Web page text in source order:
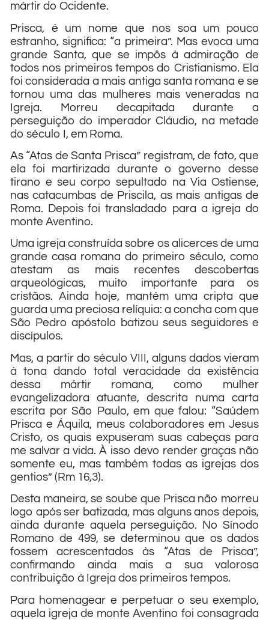
mártir do Ocidente.
Prisca, é um nome que nos soa um pouco
estranho, significa: “a primeira”. Mas evoca uma
grande Santa, que se impôs à admiração de
todos nos primeiros tempos do Cristianismo. Ela
foi considerada a mais antiga santa romana e se
tornou uma das mulheres mais veneradas na
Igreja. Morreu decapitada durante a
perseguição do imperador Cláudio, na metade
do século I, em Roma.
As “Atas de Santa Prisca” registram, de fato, que
ela foi martirizada durante o governo desse
tirano e seu corpo sepultado na Via Ostiense,
nas catacumbas de Priscila, as mais antigas de
Roma. Depois foi transladado para a igreja do
monte Aventino.
Uma igreja construída sobre os alicerces de uma
grande casa romana do primeiro século, como
atestam as mais recentes descobertas
arqueológicas, muito importante para os
cristãos. Ainda hoje, mantém uma cripta que
guarda uma preciosa relíquia: a concha com que
São Pedro apóstolo batizou seus seguidores e
discípulos.
Mas, a partir do século VIII, alguns dados vieram
à tona dando total veracidade da existência
dessa mártir romana, como mulher
evangelizadora atuante, descrita numa carta
escrita por São Paulo, em que falou: “Saúdem
Prisca e Áquila, meus colaboradores em Jesus
Cristo, os quais expuseram suas cabeças para
me salvar a vida. À isso devo render graças não
somente eu, mas também todas as igrejas dos
gentios” (Rm 16,3).
Desta maneira, se soube que Prisca não morreu
logo após ser batizada, mas alguns anos depois,
ainda durante aquela perseguição. No Sínodo
Romano de 499, se determinou que os dados
fossem acrescentados às “Atas de Prisca”,
confirmando ainda mais a sua valorosa
contribuição à Igreja dos primeiros tempos.
Para homenagear e perpetuar o seu exemplo,
aquela igreja de monte Aventino foi consagrada